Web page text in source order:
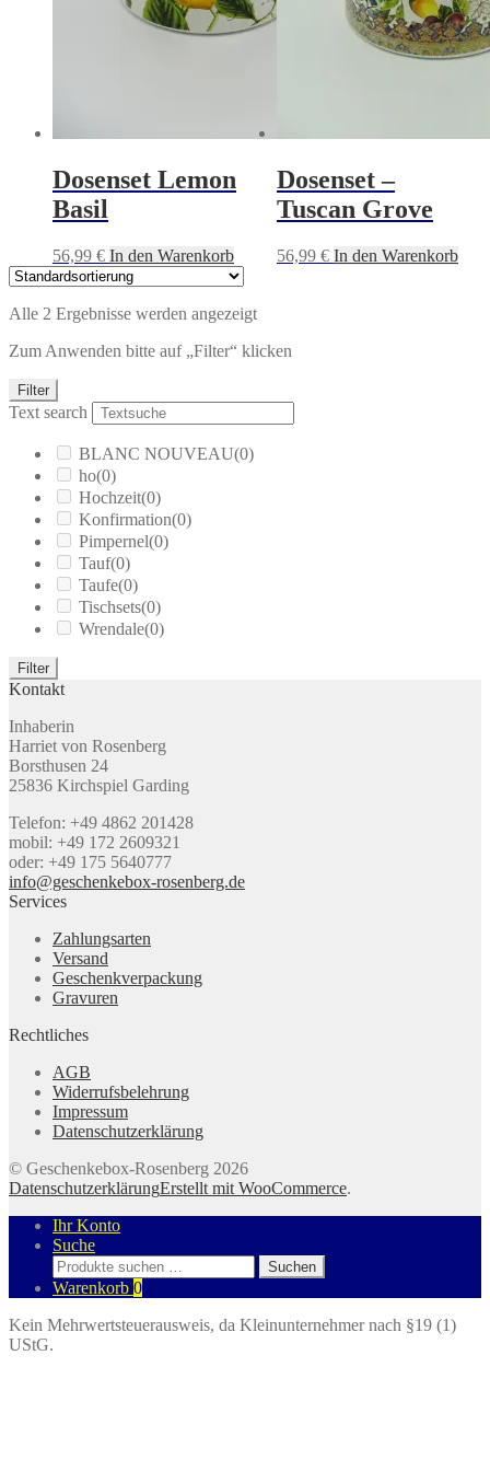
Dosenset Lemon
Basil
56,99 € In den Warenkorb
Dosenset –
Tuscan Grove
56,99 € In den Warenkorb
Alle 2 Ergebnisse werden angezeigt
Zum Anwenden bitte auf „Filter“ klicken
Filter
Text search
BLANC NOUVEAU(0)
ho(0)
Hochzeit(0)
Konfirmation(0)
Pimpernel(0)
Tauf(0)
Taufe(0)
Tischsets(0)
Wrendale(0)
Filter
Kontakt
Inhaberin
Harriet von Rosenberg
Borsthusen 24
25836 Kirchspiel Garding
Telefon: +49 4862 201428
mobil: +49 172 2609321
oder: +49 175 5640777
info@geschenkebox-rosenberg.de
Services
Zahlungsarten
Versand
Geschenkverpackung
Gravuren
Rechtliches
AGB
Widerrufsbelehrung
Impressum
Datenschutzerklärung
© Geschenkebox-Rosenberg 2026
DatenschutzerklärungErstellt mit WooCommerce.
Ihr Konto
Suche
Suchen
nach:
Suchen
Warenkorb 0
Kein Mehrwertsteuerausweis, da Kleinunternehmer nach §19 (1)
UStG.